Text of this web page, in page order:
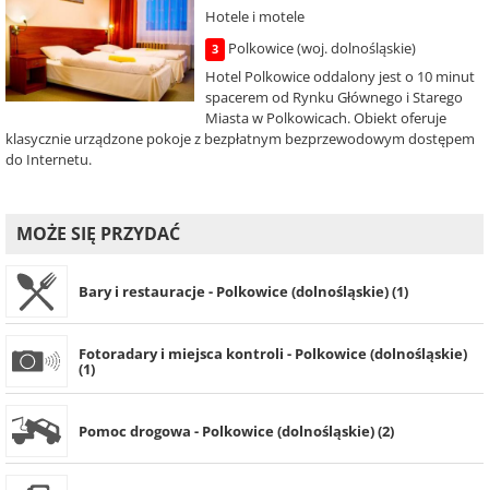
Hotele i motele
3
Polkowice (woj. dolnośląskie)
Hotel Polkowice oddalony jest o 10 minut
spacerem od Rynku Głównego i Starego
Miasta w Polkowicach. Obiekt oferuje
klasycznie urządzone pokoje z bezpłatnym bezprzewodowym dostępem
do Internetu.
MOŻE SIĘ PRZYDAĆ
Bary i restauracje - Polkowice (dolnośląskie) (1)
Fotoradary i miejsca kontroli - Polkowice (dolnośląskie)
(1)
Pomoc drogowa - Polkowice (dolnośląskie) (2)